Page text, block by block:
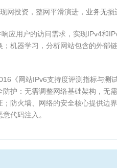
网投资，整网平滑演进，业务无损
应用户的访问需求，实现IPv4和
机器学习，分析网站包含的外部
《网站IPv6支持度评测指标与测
护：无需调整网络基础架构，无
防火墙、网络的安全核心提供边
代码注入。